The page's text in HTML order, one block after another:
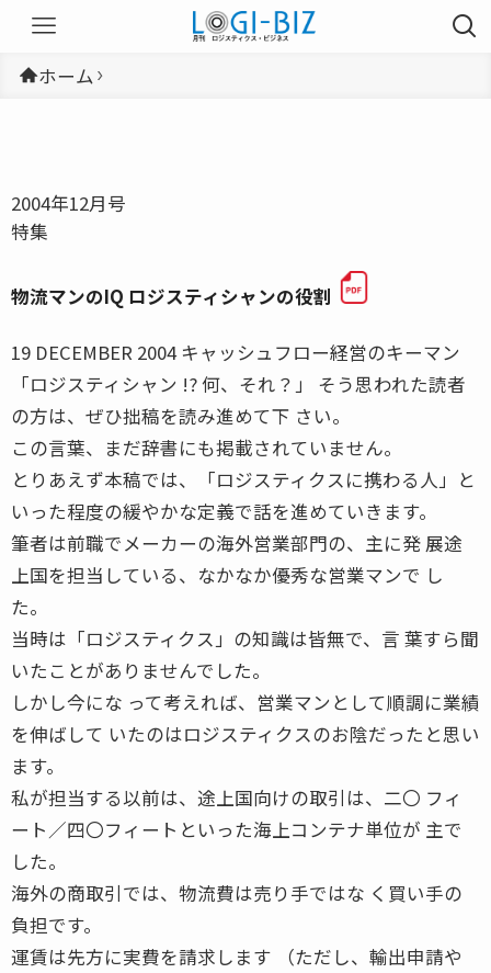
ホーム
2004年12月号
特集
物流マンのIQ ロジスティシャンの役割
19 DECEMBER 2004 キャッシュフロー経営のキーマン
「ロジスティシャン !? 何、それ？」 そう思われた読者
の方は、ぜひ拙稿を読み進めて下 さい。
この言葉、まだ辞書にも掲載されていません。
とりあえず本稿では、「ロジスティクスに携わる人」と
いった程度の緩やかな定義で話を進めていきます。
筆者は前職でメーカーの海外営業部門の、主に発 展途
上国を担当している、なかなか優秀な営業マンで し
た。
当時は「ロジスティクス」の知識は皆無で、言 葉すら聞
いたことがありませんでした。
しかし今にな って考えれば、営業マンとして順調に業績
を伸ばして いたのはロジスティクスのお陰だったと思い
ます。
私が担当する以前は、途上国向けの取引は、二〇 フィ
ート／四〇フィートといった海上コンテナ単位が 主で
した。
海外の商取引では、物流費は売り手ではな く買い手の
負担です。
運賃は先方に実費を請求します （ただし、輸出申請や